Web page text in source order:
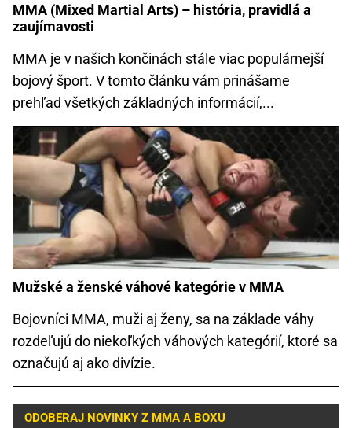
MMA (Mixed Martial Arts) – história, pravidlá a
zaujímavosti
MMA je v našich končinách stále viac populárnejší
bojový šport. V tomto článku vám prinášame
prehľad všetkých základných informácií,...
Mužské a ženské váhové kategórie v MMA
Bojovníci MMA, muži aj ženy, sa na základe váhy
rozdeľujú do niekoľkých váhových kategórií, ktoré sa
označujú aj ako divízie.
ODOBERAJ NOVINKY Z MMA A BOXU